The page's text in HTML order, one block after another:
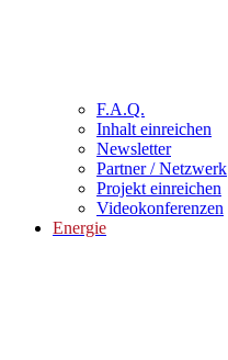
F.A.Q.
Inhalt einreichen
Newsletter
Partner / Netzwerk
Projekt einreichen
Videokonferenzen
Energie